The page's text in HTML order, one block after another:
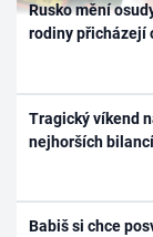
Rusko mění
rodiny přicházejí
Tragický víkend
nejhorších
Babiš si chce